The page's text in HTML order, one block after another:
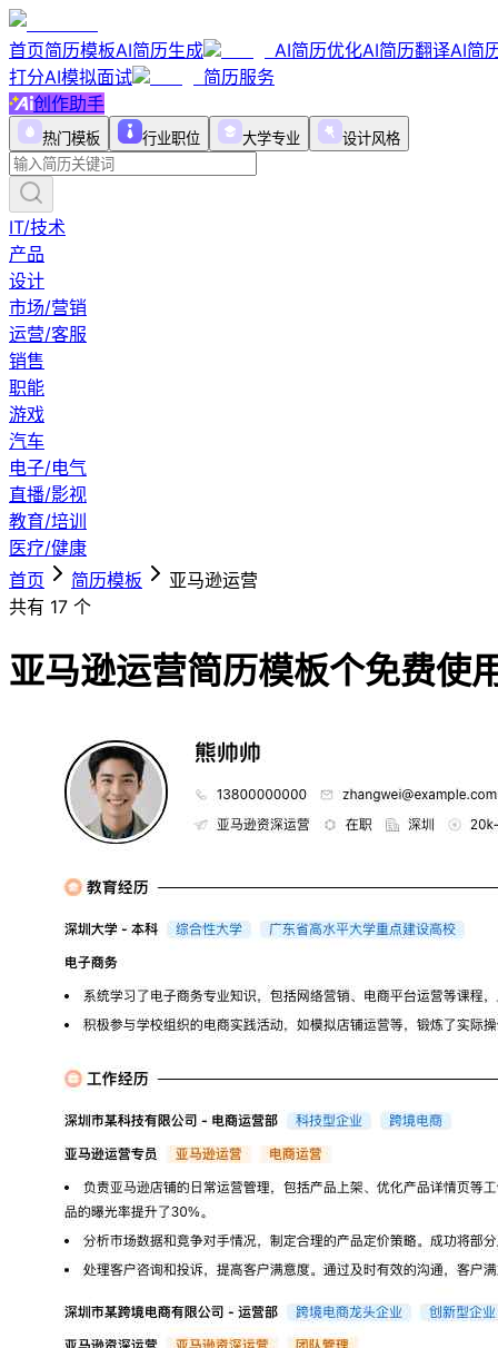
首页简历模板AI简历生成 AI简历优化AI简历翻译AI简
打分AI模拟面试
简历服务
创作助手
热门模板 行业职位 大学专业 设计风格
IT/技术
产品
设计
市场/营销
运营/客服
销售
职能
游戏
汽车
电子/电气
直播/影视
教育/培训
医疗/健康
首页
简历模板
亚马逊运营
共有 17 个
亚马逊运营简历模板个免费使